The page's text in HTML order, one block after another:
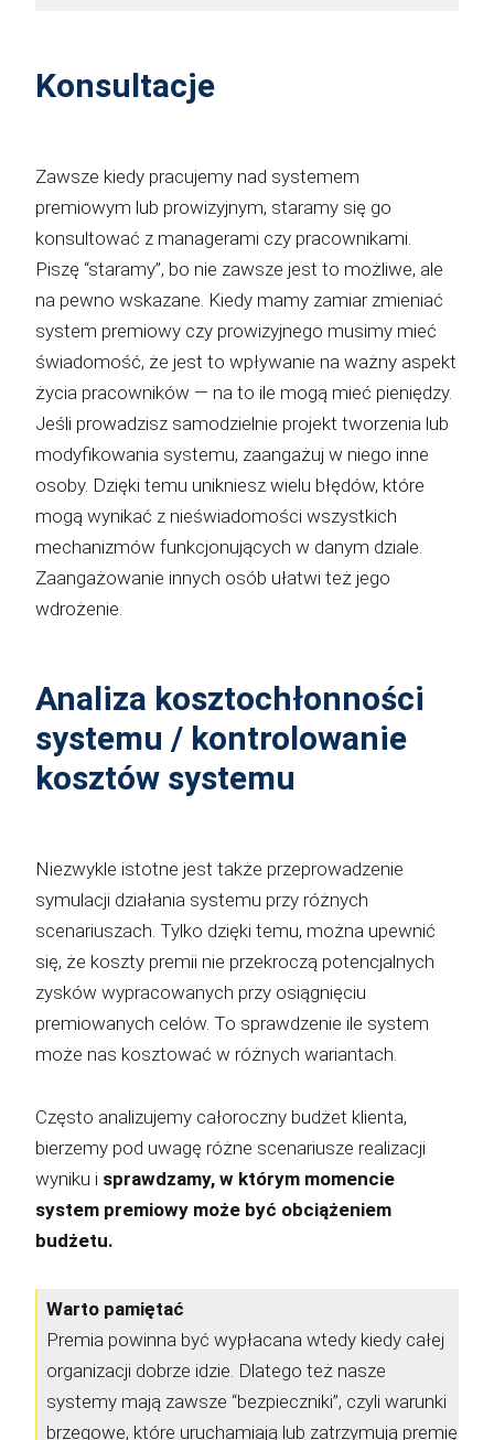
Konsultacje
Zawsze kiedy pracujemy nad systemem
premiowym lub prowizyjnym, staramy się go
konsultować z managerami czy pracownikami.
Piszę “staramy”, bo nie zawsze jest to możliwe, ale
na pewno wskazane. Kiedy mamy zamiar zmieniać
system premiowy czy prowizyjnego musimy mieć
świadomość, że jest to wpływanie na ważny aspekt
życia pracowników — na to ile mogą mieć pieniędzy.
Jeśli prowadzisz samodzielnie projekt tworzenia lub
modyfikowania systemu, zaangażuj w niego inne
osoby. Dzięki temu unikniesz wielu błędów, które
mogą wynikać z nieświadomości wszystkich
mechanizmów funkcjonujących w danym dziale.
Zaangażowanie innych osób ułatwi też jego
wdrożenie.
Analiza kosztochłonności
systemu / kontrolowanie
kosztów systemu
Niezwykle istotne jest także przeprowadzenie
symulacji działania systemu przy różnych
scenariuszach. Tylko dzięki temu, można upewnić
się, że koszty premii nie przekroczą potencjalnych
zysków wypracowanych przy osiągnięciu
premiowanych celów. To sprawdzenie ile system
może nas kosztować w różnych wariantach.
Często analizujemy całoroczny budżet klienta,
bierzemy pod uwagę różne scenariusze realizacji
wyniku i sprawdzamy, w którym momencie
system premiowy może być obciążeniem
budżetu.
Warto pamiętać
Premia powinna być wypłacana wtedy kiedy całej
organizacji dobrze idzie. Dlatego też nasze
systemy mają zawsze “bezpieczniki”, czyli warunki
brzegowe, które uruchamiają lub zatrzymują premię